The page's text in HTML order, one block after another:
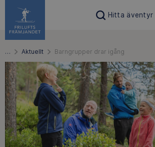
Hitta äventyr
… Aktuellt Barngrupper drar igång